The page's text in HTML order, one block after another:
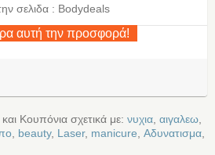
σελιδα : Bodydeals
αυτή την προσφορά!
Κουπόνια σχετικά με: νυχια αιγαλεω
beauty, Laser, manicure Αδυνατισμα